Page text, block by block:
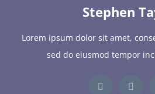
Stephen
Lorem ipsum dolor sit amet,
sed do eiusmod tempor